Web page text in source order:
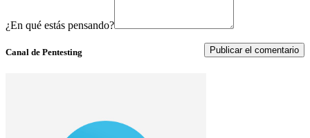
¿En qué estás pensando?
Canal de Pentesting